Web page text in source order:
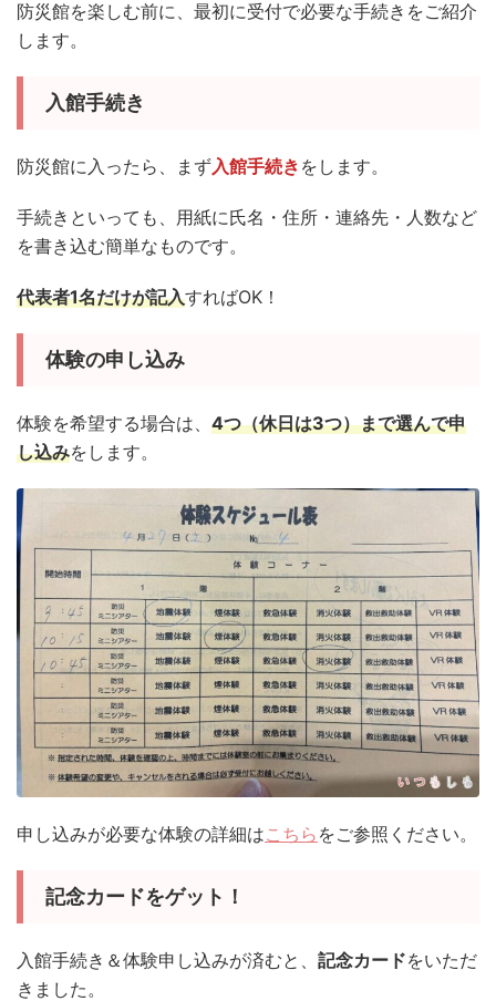
防災館を楽しむ前に、最初に受付で必要な手続きをご紹介
します。
入館手続き
防災館に入ったら、まず入館手続き をします。
手続きといっても、用紙に氏名・住所・連絡先・人数など
を書き込む簡単なものです。
代表者1名だけが記入すればOK！
体験の申し込み
体験を希望する場合は、 4つ（休日は3つ）まで選んで申
し込みをします。
申し込みが必要な体験の詳細はこちら をご参照ください。
記念カードをゲット！
入館手続き＆体験申し込みが済むと、 記念カードをいただ
きました。